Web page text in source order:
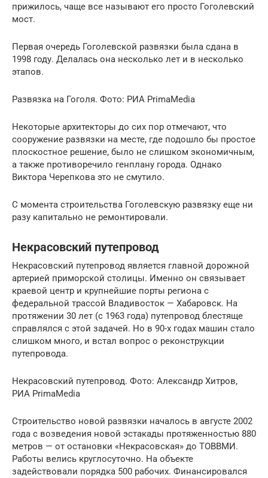
прижилось, чаще все называют его просто Гоголевский
мост.
Первая очередь Гоголевской развязки была сдана в
1998 году. Делалась она несколько лет и в несколько
этапов.
Развязка на Гоголя. Фото: РИА PrimaMedia
Некоторые архитекторы до сих пор отмечают, что
сооружение развязки на месте, где подошло бы простое
плоскостное решение, было не слишком экономичным,
а также противоречило генплану города. Однако
Виктора Черепкова это не смутило.
С момента строительства Гоголевскую развязку еще ни
разу капитально не ремонтировали.
Некрасовский путепровод
Некрасовский путепровод является главной дорожной
артерией приморской столицы. Именно он связывает
краевой центр и крупнейшие порты региона с
федеральной трассой Владивосток — Хабаровск. На
протяжении 30 лет (с 1963 года) путепровод блестяще
справлялся с этой задачей. Но в 90-х годах машин стало
слишком много, и встал вопрос о реконструкции
путепровода.
Некрасовский путепровод. Фото: Александр Хитров,
РИА PrimaMedia
Строительство новой развязки началось в августе 2002
года с возведения новой эстакады протяженностью 880
метров — от остановки «Некрасовская» до ТОВВМИ.
Работы велись круглосуточно. На объекте
задействовали порядка 500 рабочих. Финансировался